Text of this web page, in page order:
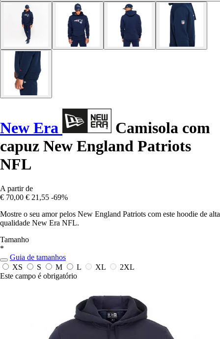
New Era
Camisola com
capuz New England Patriots
NFL
A partir de
€ 70,00 € 21,55 -69%
Mostre o seu amor pelos New England Patriots com este hoodie de alta
qualidade New Era NFL.
Tamanho
*
Guia de tamanhos
XS
S M L XL
2XL
Este campo é obrigatório